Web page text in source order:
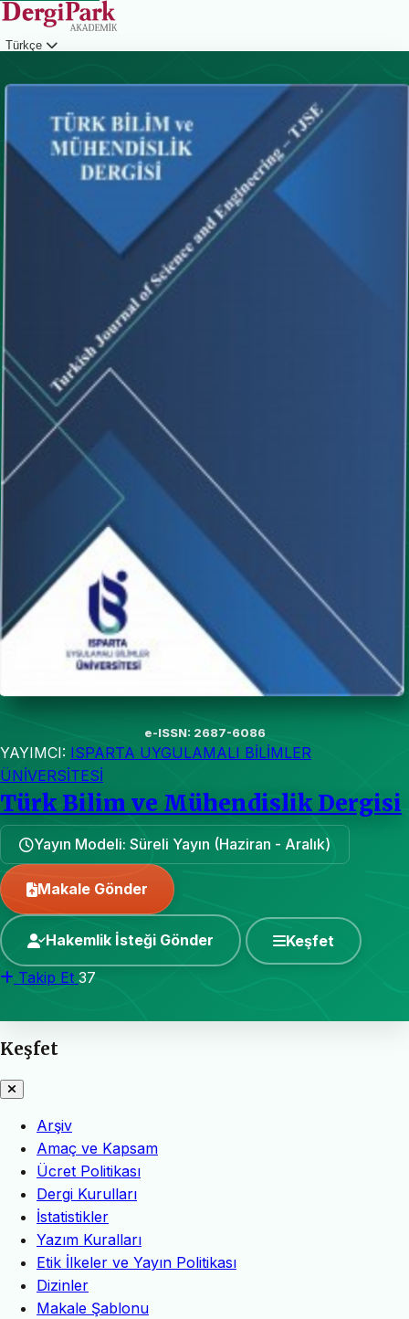
Türkçe
e-ISSN: 2687-6086
YAYIMCI: ISPARTA UYGULAMALI BİLİMLER
ÜNİVERSİTESİ
Türk Bilim ve Mühendislik Dergisi
Yayın Modeli: Süreli Yayın (Haziran - Aralık)
Makale Gönder
Hakemlik İsteği Gönder Keşfet
Takip Et 37
Keşfet
Arşiv
Amaç ve Kapsam
Ücret Politikası
Dergi Kurulları
İstatistikler
Yazım Kuralları
Etik İlkeler ve Yayın Politikası
Dizinler
Makale Şablonu